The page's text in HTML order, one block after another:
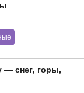
— снег, горы,